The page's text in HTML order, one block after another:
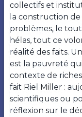
collectifs et
la construction
problèmes, le
hélas, tout ce
réalité des faits.
est la pauvreté
contexte de
fait Riel Miller :
scientifiques ou
réflexion sur le